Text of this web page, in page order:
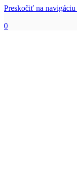
Preskočiť na navigáciu
0